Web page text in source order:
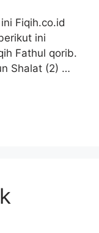
Fiqih.co.id
ini
Fathul qorib.
Shalat (2) …